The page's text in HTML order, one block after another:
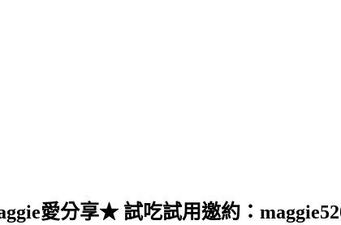
愛分享★ 試吃試用邀約：